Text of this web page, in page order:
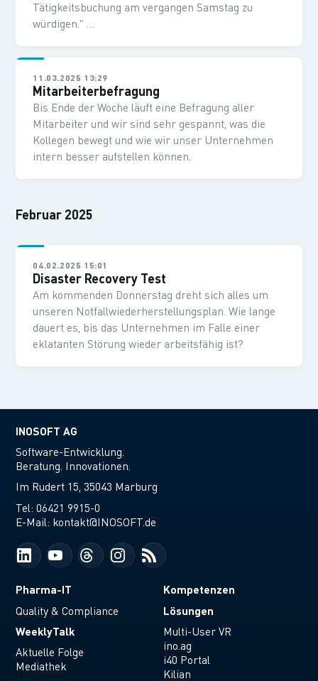
Tätigkeitsbuchung am vergangen Samstag zu
würdigen." …
11.03.2025 13:29
Mitarbeiterbefragung
Bis Ende der Woche läuft eine Befragung aller
Mitarbeiter und wir sind sehr gespannt, was die
Kollegen bewegt und wie wir unser Unternehmen
intern besser aufstellen können.
Februar 2025
04.02.2025 15:01
Disaster Recovery Test
Am kommenden Donnerstag dreht sich alles um
unseren Notfallwiederherstellungsplan. Wie lange
dauert es, bis das Unternehmen im Falle einer
eklatanten Störung wieder arbeitsfähig ist?
INOSOFT AG
Software-Entwicklung.
Beratung. Innovationen.
Im Rudert 15, 35043 Marburg
Tel:06421 9915-0
E-Mail: kontakt@INOSOFT.de
Pharma-IT
Quality & Compliance
WeeklyTalk
Aktuelle Folge
Mediathek
Kompetenzen
Lösungen
Multi-User VR
ino.ag
i40 Portal
Kilian